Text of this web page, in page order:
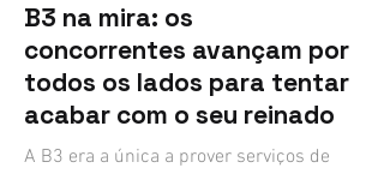
B3 na mira: os
concorrentes avançam por
todos os lados para tentar
acabar com o seu reinado
A B3 era a única a prover serviços de